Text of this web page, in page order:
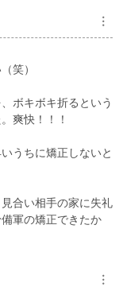
︙
笑）
ボキボキ折るという
爽快！！！
うちに矯正しないと
合い相手の家に失礼
軍の矯正できたか
︙